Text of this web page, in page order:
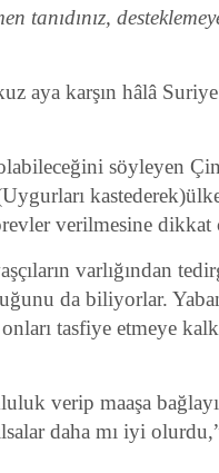
tanıdınız,
aya karşın hâlâ
söyleyen
verilmesine
varlığından
da biliyorlar.
tasfiye etmeye
verip maaşa
daha mı iyi